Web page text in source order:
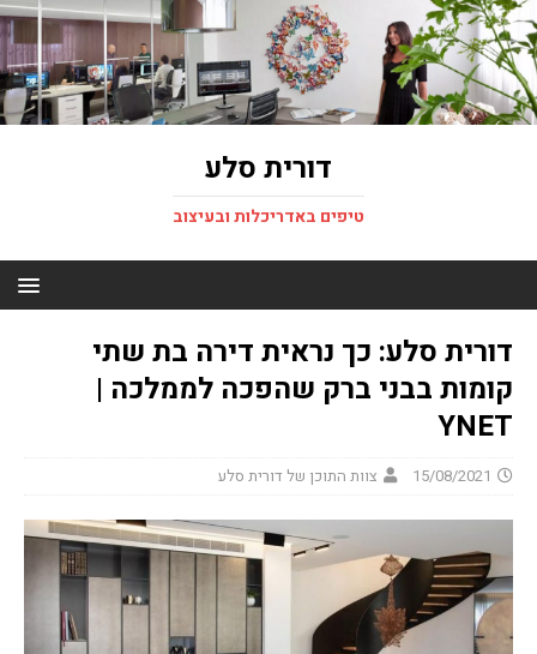
דורית סלע
טיפים באדריכלות ובעיצוב
דורית סלע: כך נראית דירה בת שתי
קומות בבני ברק שהפכה לממלכה |
YNET
15/08/2021 צוות התוכן של דורית סלע